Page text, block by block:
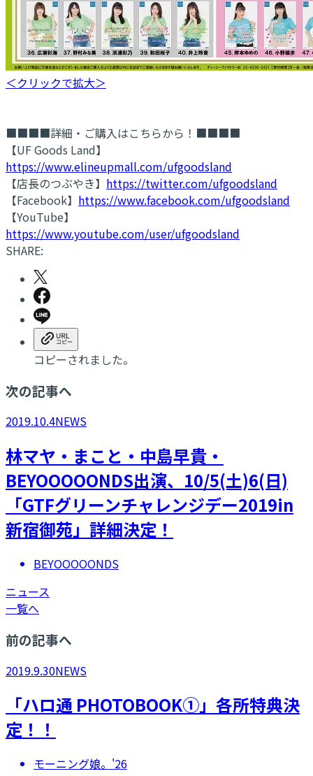
＜クリックで拡大＞
■■■■詳細・ご購入はこちらから！■■■■
【UF Goods Land】
https://www.elineupmall.com/ufgoodsland
【店長のつぶやき】 https://twitter.com/ufgoodsland
【Facebook】 https://www.facebook.com/ufgoodsland
【YouTube】
https://www.youtube.com/user/ufgoodsland
SHARE:
コピーされました。
次の記事へ
2019.10.4NEWS
林マヤ・まこと・中島早貴・
BEYOOOOONDS出演、10/5(土)6(日)
「GTFグリーンチャレンジデー2019in
新宿御苑」詳細決定！
BEYOOOOONDS
ニュース
一覧へ
前の記事へ
2019.9.30NEWS
「ハロ通 PHOTOBOOK①」各所特典決
定！！
モーニング娘。'26